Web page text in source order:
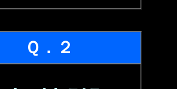
Ｑ．２